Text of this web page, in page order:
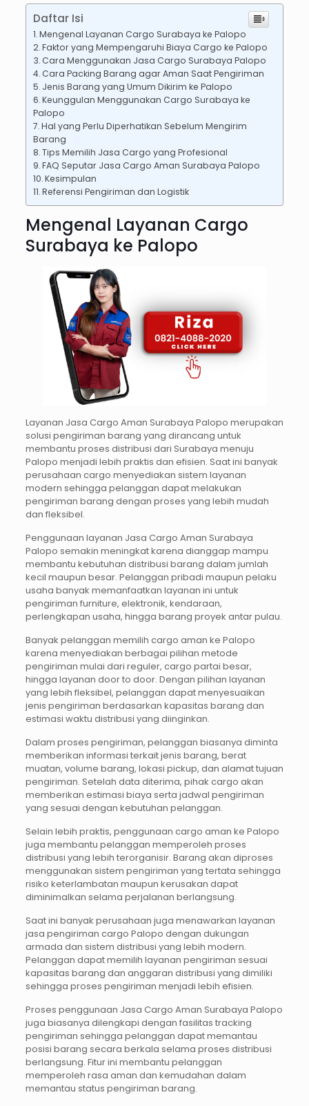
Daftar Isi
Mengenal Layanan Cargo Surabaya ke Palopo
Faktor yang Mempengaruhi Biaya Cargo ke Palopo
Cara Menggunakan Jasa Cargo Surabaya Palopo
Cara Packing Barang agar Aman Saat Pengiriman
Jenis Barang yang Umum Dikirim ke Palopo
Keunggulan Menggunakan Cargo Surabaya ke
Palopo
Hal yang Perlu Diperhatikan Sebelum Mengirim
Barang
Tips Memilih Jasa Cargo yang Profesional
FAQ Seputar Jasa Cargo Aman Surabaya Palopo
Kesimpulan
Referensi Pengiriman dan Logistik
Mengenal Layanan Cargo
Surabaya ke Palopo
Layanan Jasa Cargo Aman Surabaya Palopo merupakan
solusi pengiriman barang yang dirancang untuk
membantu proses distribusi dari Surabaya menuju
Palopo menjadi lebih praktis dan efisien. Saat ini banyak
perusahaan cargo menyediakan sistem layanan
modern sehingga pelanggan dapat melakukan
pengiriman barang dengan proses yang lebih mudah
dan fleksibel.
Penggunaan layanan Jasa Cargo Aman Surabaya
Palopo semakin meningkat karena dianggap mampu
membantu kebutuhan distribusi barang dalam jumlah
kecil maupun besar. Pelanggan pribadi maupun pelaku
usaha banyak memanfaatkan layanan ini untuk
pengiriman furniture, elektronik, kendaraan,
perlengkapan usaha, hingga barang proyek antar pulau.
Banyak pelanggan memilih cargo aman ke Palopo
karena menyediakan berbagai pilihan metode
pengiriman mulai dari reguler, cargo partai besar,
hingga layanan door to door. Dengan pilihan layanan
yang lebih fleksibel, pelanggan dapat menyesuaikan
jenis pengiriman berdasarkan kapasitas barang dan
estimasi waktu distribusi yang diinginkan.
Dalam proses pengiriman, pelanggan biasanya diminta
memberikan informasi terkait jenis barang, berat
muatan, volume barang, lokasi pickup, dan alamat tujuan
pengiriman. Setelah data diterima, pihak cargo akan
memberikan estimasi biaya serta jadwal pengiriman
yang sesuai dengan kebutuhan pelanggan.
Selain lebih praktis, penggunaan cargo aman ke Palopo
juga membantu pelanggan memperoleh proses
distribusi yang lebih terorganisir. Barang akan diproses
menggunakan sistem pengiriman yang tertata sehingga
risiko keterlambatan maupun kerusakan dapat
diminimalkan selama perjalanan berlangsung.
Saat ini banyak perusahaan juga menawarkan layanan
jasa pengiriman cargo Palopo dengan dukungan
armada dan sistem distribusi yang lebih modern.
Pelanggan dapat memilih layanan pengiriman sesuai
kapasitas barang dan anggaran distribusi yang dimiliki
sehingga proses pengiriman menjadi lebih efisien.
Proses penggunaan Jasa Cargo Aman Surabaya Palopo
juga biasanya dilengkapi dengan fasilitas tracking
pengiriman sehingga pelanggan dapat memantau
posisi barang secara berkala selama proses distribusi
berlangsung. Fitur ini membantu pelanggan
memperoleh rasa aman dan kemudahan dalam
memantau status pengiriman barang.